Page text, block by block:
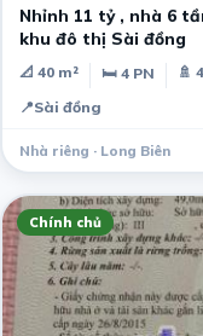
Nhỉnh 11 tỷ , nhà 6
khu đô thị Sài đồng
📐 40 m² 🛏 4 PN
🚿
📍Sài đồng
Nhà riêng · Long Biên
Chính chủ